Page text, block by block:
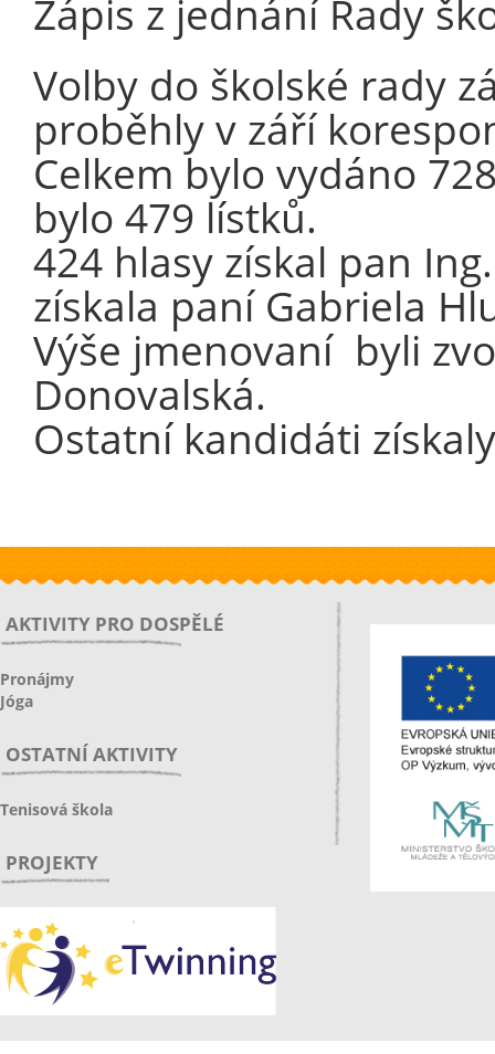
Zápis z jednání Rady
Volby do školské rady
proběhly v září
Celkem bylo vydáno
bylo 479 lístků.
424 hlasy získal pan
získala paní Gabriela
Výše jmenovaní byli
Donovalská.
Ostatní kandidáti
AKTIVITY PRO DOSPĚLÉ
Pronájmy
Jóga
OSTATNÍ AKTIVITY
Tenisová škola
PROJEKTY